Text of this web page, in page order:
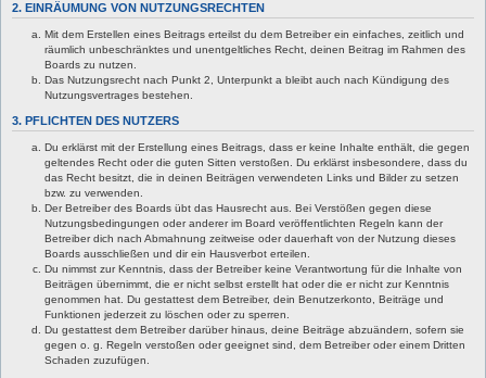
2. EINRÄUMUNG VON NUTZUNGSRECHTEN
Mit dem Erstellen eines Beitrags erteilst du dem Betreiber ein einfaches, zeitlich und
räumlich unbeschränktes und unentgeltliches Recht, deinen Beitrag im Rahmen des
Boards zu nutzen.
Das Nutzungsrecht nach Punkt 2, Unterpunkt a bleibt auch nach Kündigung des
Nutzungsvertrages bestehen.
3. PFLICHTEN DES NUTZERS
Du erklärst mit der Erstellung eines Beitrags, dass er keine Inhalte enthält, die gegen
geltendes Recht oder die guten Sitten verstoßen. Du erklärst insbesondere, dass du
das Recht besitzt, die in deinen Beiträgen verwendeten Links und Bilder zu setzen
bzw. zu verwenden.
Der Betreiber des Boards übt das Hausrecht aus. Bei Verstößen gegen diese
Nutzungsbedingungen oder anderer im Board veröffentlichten Regeln kann der
Betreiber dich nach Abmahnung zeitweise oder dauerhaft von der Nutzung dieses
Boards ausschließen und dir ein Hausverbot erteilen.
Du nimmst zur Kenntnis, dass der Betreiber keine Verantwortung für die Inhalte von
Beiträgen übernimmt, die er nicht selbst erstellt hat oder die er nicht zur Kenntnis
genommen hat. Du gestattest dem Betreiber, dein Benutzerkonto, Beiträge und
Funktionen jederzeit zu löschen oder zu sperren.
Du gestattest dem Betreiber darüber hinaus, deine Beiträge abzuändern, sofern sie
gegen o. g. Regeln verstoßen oder geeignet sind, dem Betreiber oder einem Dritten
Schaden zuzufügen.